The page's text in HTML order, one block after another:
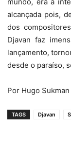
alcançada pois,
dos
Djavan faz
lançamento,
desde o paraíso,
Por Hugo Sukman
TAGS Djavan